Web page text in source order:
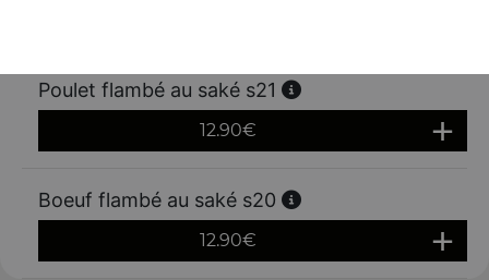
Poulet flambé au saké s21
12.90€
Boeuf flambé au saké s20
12.90€